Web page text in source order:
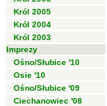
Król 2005
Król 2004
Król 2003
Imprezy
Ośno/Słubice '10
Osie '10
Ośno/Słubice '09
Ciechanowiec '08